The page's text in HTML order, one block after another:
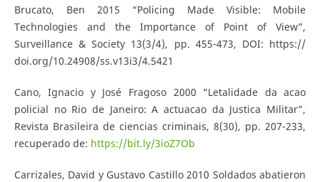
Brucato, Ben 2015 “Policing Made Visible: Mobile
Technologies and the Importance of Point of View”,
Surveillance & Society 13(3/4), pp. 455-473, DOI: https://
doi.org/10.24908/ss.v13i3/4.5421
Cano, Ignacio y José Fragoso 2000 “Letalidade da acao
policial no Rio de Janeiro: A actuacao da Justica Militar”,
Revista Brasileira de ciencias criminais, 8(30), pp. 207-233,
recuperado de: https://bit.ly/3ioZ7Ob
Carrizales, David y Gustavo Castillo 2010 Soldados abatieron